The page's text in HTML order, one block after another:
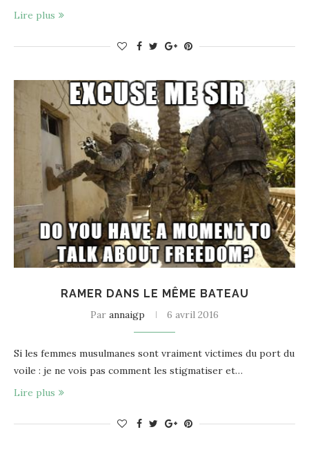
Lire plus
RAMER DANS LE MÊME BATEAU
Par annaigp 6 avril 2016
Si les femmes musulmanes sont vraiment victimes du port du
voile : je ne vois pas comment les stigmatiser et…
Lire plus